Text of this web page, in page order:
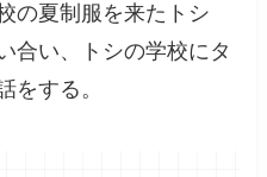
の夏制服を来たトシ
合い、トシの学校にタ
をする。